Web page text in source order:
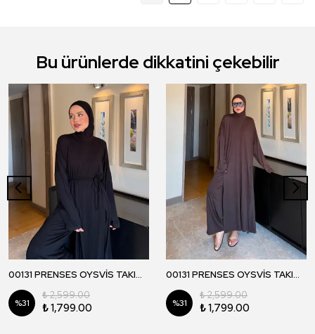
Bu ürünlerde dikkatini çekebilir
00131 PRENSES OYSVİS TAKIM - Siyah
%31
₺ 2,599.00
₺ 1,799.00
00131 PRENSES OYSVİS TAKIM - Kahverengi
%31
₺ 2,599.00
₺ 1,799.00